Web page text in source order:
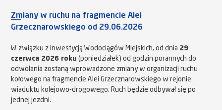
Zmiany w ruchu na fragmencie Alei
Grzecznarowskiego od 29.06.2026
W związku z inwestycją Wodociągów Miejskich, od dnia 29
czerwca 2026 roku (poniedziałek) od godzin porannych do
odwołania zostaną wprowadzone zmiany w organizacji ruchu
kołowego na fragmencie Alei Grzecznarowskiego w rejonie
wiaduktu kolejowo-drogowego. Ruch będzie odbywał się po
jednej jezdni.